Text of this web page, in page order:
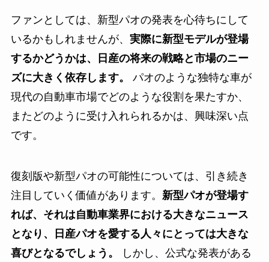
ファンとしては、新型パオの発表を心待ちにして
いるかもしれませんが、 実際に新型モデルが登場
するかどうかは、日産の将来の戦略と市場のニー
ズに大きく依存します。
パオのような独特な車が
現代の自動車市場でどのような役割を果たすか、
またどのように受け入れられるかは、興味深い点
です。
復刻版や新型パオの可能性については、引き続き
注目していく価値があります。 新型パオが登場す
れば、それは自動車業界における大きなニュース
となり、日産パオを愛する人々にとっては大きな
喜びとなるでしょう。
しかし、公式な発表がある